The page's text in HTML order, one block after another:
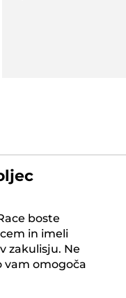
boste
in imeli
zakulisju. Ne
vam omogoča